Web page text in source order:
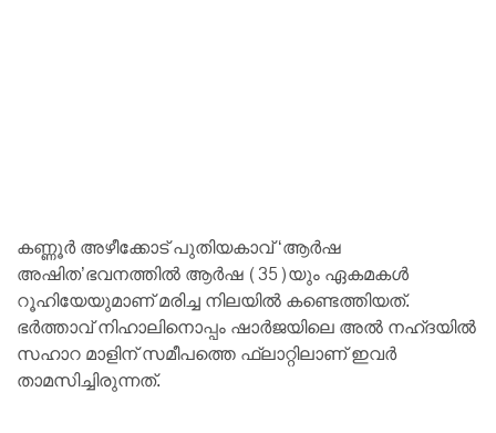
കണ്ണൂർ അഴീക്കോട് പുതിയകാവ് ‘ആർഷ
അഷിത’ഭവനത്തിൽ ആർഷ (35)യും ഏകമകൾ
റൂഹിയേയുമാണ് മരിച്ച നിലയിൽ കണ്ടെത്തിയത്.
ഭർത്താവ് നിഹാലിനൊപ്പം ഷാർജയിലെ അൽ നഹ്ദയിൽ
സഹാറ മാളിന് സമീപത്തെ ഫ്ലാറ്റിലാണ് ഇവർ
താമസിച്ചിരുന്നത്.